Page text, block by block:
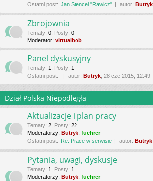
Ostatni post: Jan Stencel "Rawicz" autor: Butryk
Zbrojownia
Tematy: 0 Posty: 0
Moderator: virtualbob
Panel dyskusyjny
Tematy: 1 Posty: 1
Ostatni post:
autor: Butryk , 28 cze 2015, 12:49
Dział Polska Niepodległa
Aktualizacje i plan pracy
Tematy: 2 Posty: 22
Moderatorzy: Butryk fuehrer
Ostatni post: Re: Prace w serwisie autor: Butryk
Pytania, uwagi, dyskusje
Tematy: 1 Posty: 1
Moderatorzy: Butryk fuehrer